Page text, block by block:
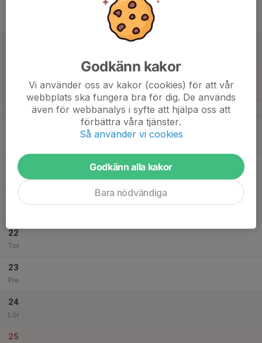
v.34
20
22
Tor
23
Fre
24
Lör
25
Godkänn kakor
Vi använder oss av kakor (cookies) för att vår
webbplats ska fungera bra för dig. De används
även för webbanalys i syfte att hjälpa oss att
förbättra våra tjänster.
Så använder vi cookies
Godkänn alla kakor
Bara nödvändiga